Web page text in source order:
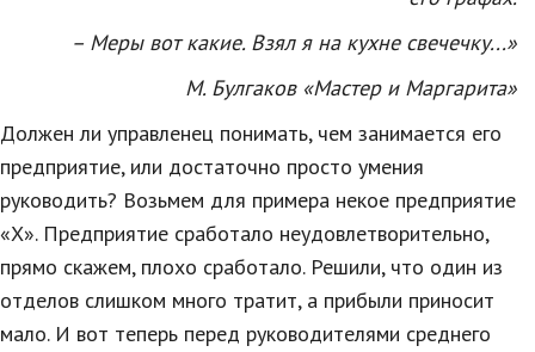
В мире
Авто, мото
Спорт
Знаменитости
Статьи
– Меры вот какие. Взял я на кухне свечечку...»
М. Булгаков «Мастер и Маргарита»
Должен ли управленец понимать, чем занимается его
предприятие, или достаточно просто умения
руководить? Возьмем для примера некое предприятие
«Х». Предприятие сработало неудовлетворительно,
прямо скажем, плохо сработало. Решили, что один из
отделов слишком много тратит, а прибыли приносит
мало. И вот теперь перед руководителями среднего